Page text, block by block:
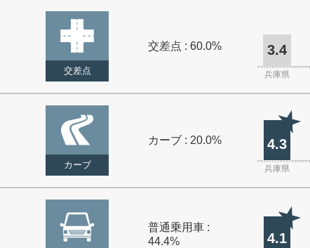
交差点
交差点 : 60.0% 3.4
兵庫県
カーブ
カーブ : 20.0% 4.3
兵庫県
普通乗用車 :
44.4%
4.1